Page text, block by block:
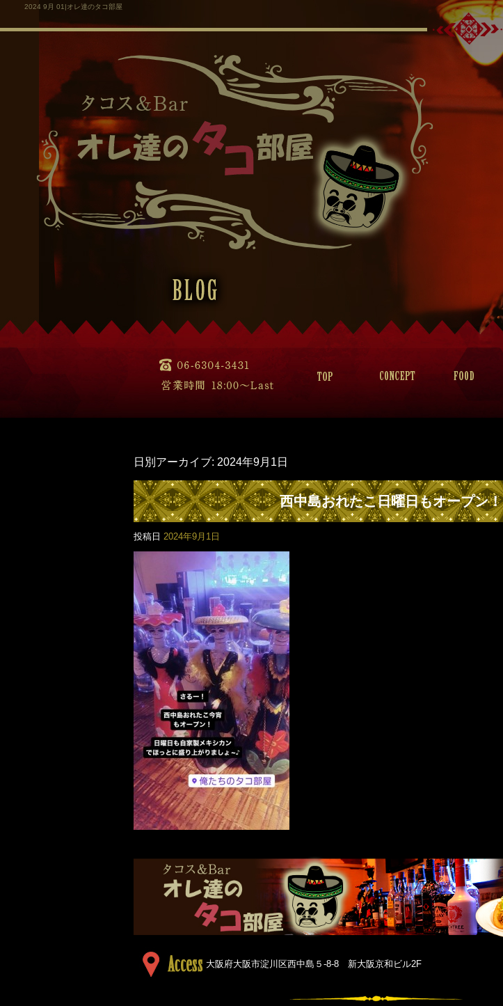
2024 9月 01|オレ達のタコ部屋
日別アーカイブ: 2024年9月1日
西中島おれたこ日曜日もオープン！
投稿日 2024年9月1日
大阪府大阪市淀川区西中島５-8-8 新大阪京和ビル2F